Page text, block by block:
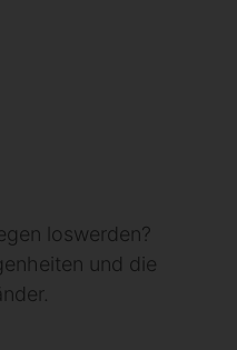
loswerden?
und die